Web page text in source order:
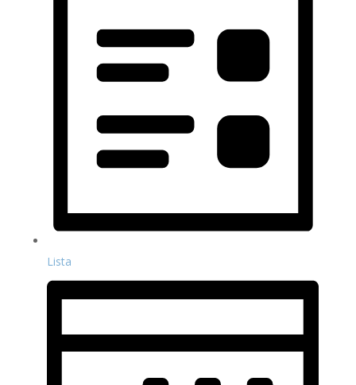
Lista